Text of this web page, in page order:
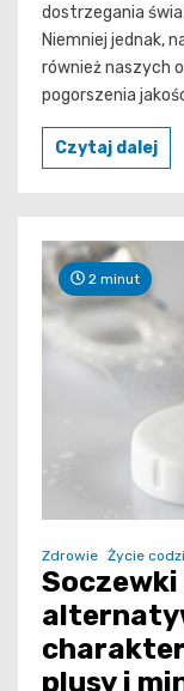
dostrzegania
Niemniej jednak,
również naszych
pogorszenia
Czytaj dalej
2 minut
Zdrowie Życie
plusy i